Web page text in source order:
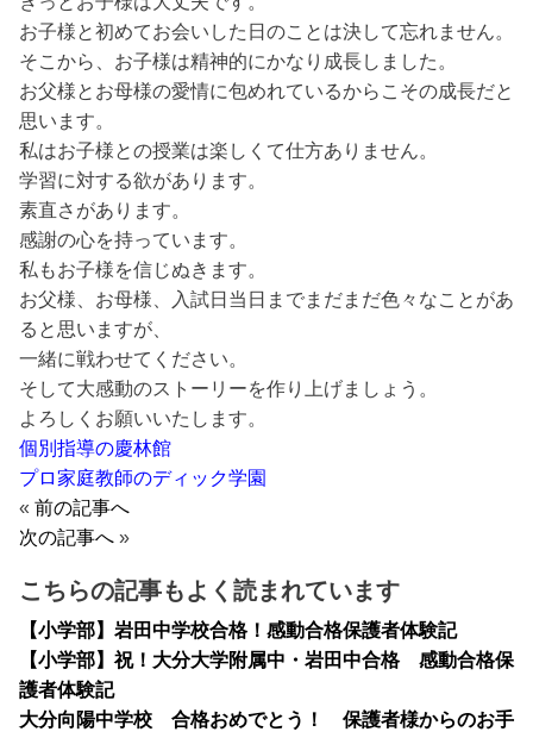
お子様と初めてお会いした日のことは決して忘れません。
そこから、お子様は精神的にかなり成長しました。
お父様とお母様の愛情に包めれているからこその成長だと
思います。
私はお子様との授業は楽しくて仕方ありません。
学習に対する欲があります。
素直さがあります。
感謝の心を持っています。
私もお子様を信じぬきます。
お父様、お母様、入試日当日までまだまだ色々なことがあ
ると思いますが、
一緒に戦わせてください。
そして大感動のストーリーを作り上げましょう。
よろしくお願いいたします。
個別指導の慶林館
プロ家庭教師のディック学園
« 前の記事へ
次の記事へ »
こちらの記事もよく読まれています
【小学部】岩田中学校合格！感動合格保護者体験記
【小学部】祝！大分大学附属中・岩田中合格 感動合格保
護者体験記
大分向陽中学校 合格おめでとう！ 保護者様からのお手